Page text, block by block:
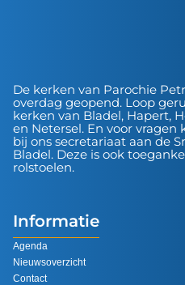
De kerken van Parochie
overdag geopend. Loop
kerken van Bladel, Hapert,
en Netersel. En voor vragen
bij ons secretariaat aan de
Bladel. Deze is ook
rolstoelen.
Informatie
Agenda
Nieuwsoverzicht
Contact